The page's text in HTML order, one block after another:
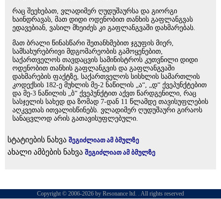
რაც შეეხებათ, ვლადიმერ ღუდუშაურსა და გიორგი
ხაინდრავას, მათ დიდი ოდენობით თანხის გაფლანგვას
ედავებიან, ვასილ მხეიძეს კი გაფლანგვაში დახმარებას.
მათ ბრალი წინასწარი შეთანხმებით ჯგუფის მიერ,
სამსახურებრივი მდგომარეობის გამოყენებით,
საქართველოს თავდაცვის სამინისტროს კუთვნილი დიდი
ოდენობით თანხის გაფლანგვის და გაფლანგვაში
დახმარების ფაქტზე, საქართველოს სისხლის სამართლის
კოდექსის 182-ე მუხლის მე-2 ნაწილის „ა“, „დ“ ქვეპუნქტებით
და მე-3 ნაწილის „ბ“ ქვეპუნქტით აქვთ წარდგენილი, რაც
სასჯელის სახედ და ზომად 7-დან 11 წლამდე თავისუფლების
აღკვეთას ითვალისწინებს. ვლადიმერ ღუდუშაური გირაოს
სანაცვლოდ არის გათავისუფლებული.
სტატიების ნახვა შეგიძლიათ ამ ბმულზე
ახალი ამბების ნახვა შეგიძლიათ ამ ბმულზე
Copyright © 2006-2026 by Resonance ltd. . All rights reserved